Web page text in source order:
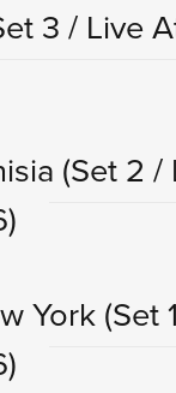
3 / Live
(Set 2 /
York (Set